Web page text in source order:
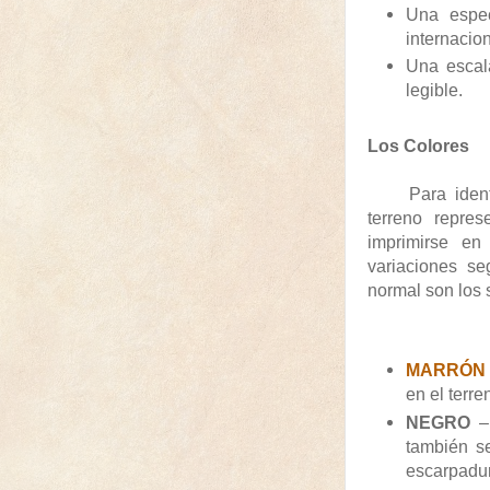
Una
Una
legible.
Los Colores
Para
terreno
imprimirse
variaciones
normal son los
en el
NEGRO
también